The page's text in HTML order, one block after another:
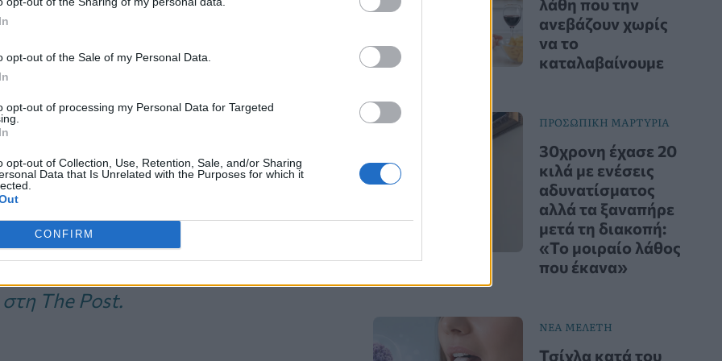
opt-out of the Sale of my Personal Data.
opt-out of processing my Personal Data for Targeted
opt-out of Collection, Use, Retention, Sale, and/or Sharing
Data that Is Unrelated with the Purposes for which it
CONFIRM
εκπομπής του TLC
απλώς ένααισθητικό ζήτημα
νομίζουμε.
τα κότσια είναι απλές
πλάι του δακτύλου,
σύνθετες παραμορφώσεις
άρθρωση στο πόδι, η
να μετατοπίζεται
The Post.
λάθη που την
ανεβάζουν χωρίς
να το
καταλαβαίνουμε
ΠΡΟΣΩΠΙΚΗ ΜΑΡΤΥΡΙΑ
30χρονη έχασε 20
κιλά με ενέσεις
αδυνατίσματος
αλλά τα ξαναπήρε
μετά τη διακοπή:
«Το μοιραίο λάθος
που έκανα»
ΝΕΑ ΜΕΛΕΤΗ
Τσίχλα κατά του